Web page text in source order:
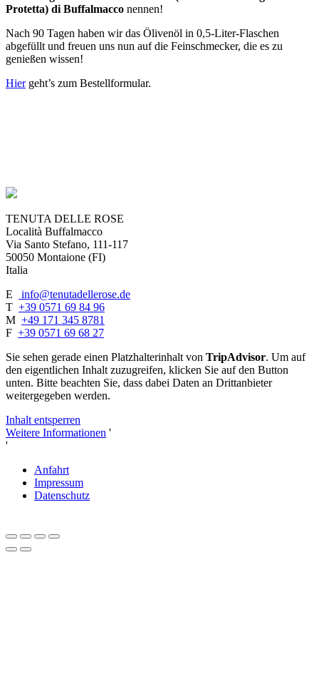
Protetta) di Buffalmacco nennen!
Nach 90 Tagen haben wir das Ölivenöl in 0,5-Liter-Flaschen
abgefüllt und freuen uns nun auf die Feinschmecker, die es zu
genießen wissen!
Hiergeht’s zum Bestellformular.
TENUTA DELLE ROSE
Località Buffalmacco
Via Santo Stefano, 111-117
50050 Montaione (FI)
Italia
E
info@tenutadellerose.de
T +39 0571 69 84 96
M +49 171 345 8781
F +39 0571 69 68 27
Sie sehen gerade einen Platzhalterinhalt von TripAdvisor. Um auf
den eigentlichen Inhalt zuzugreifen, klicken Sie auf den Button
unten. Bitte beachten Sie, dass dabei Daten an Drittanbieter
weitergegeben werden.
Inhalt entsperren
Weitere Informationen '
'
Anfahrt
Impressum
Datenschutz